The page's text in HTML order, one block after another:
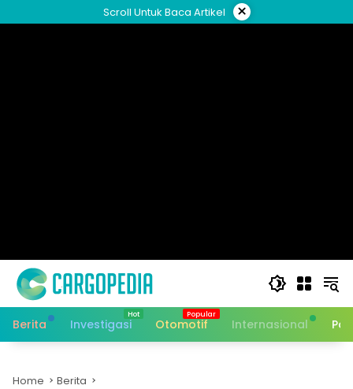
to
Scroll Untuk Baca Artikel ×
Berita Investigasi Otomotif Internasional
Home Berita